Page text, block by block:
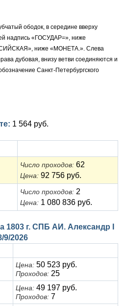
ободок, в середине вверху
надпись «ГОСУДАР=», ниже
ниже «МОНЕТА.». Слева
дубовая, внизу ветви соединяются и
Санкт-Петербургского
1 564 руб.
Число проходов: 62
Цена: 92 756 руб.
Число проходов: 2
Цена: 1 080 836 руб.
1803 г. СПБ АИ. Александр I
9/2026
Цена: 50 523 руб.
Проходов: 25
Цена: 49 197 руб.
Проходов: 7